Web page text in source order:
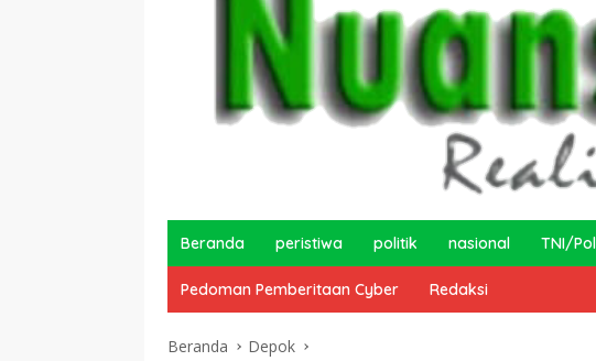
Beranda peristiwa politik nasional TNI/
Pedoman Pemberitaan Cyber Redaksi
Beranda Depok